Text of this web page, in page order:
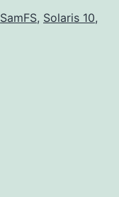
SamFS, Solaris 10,